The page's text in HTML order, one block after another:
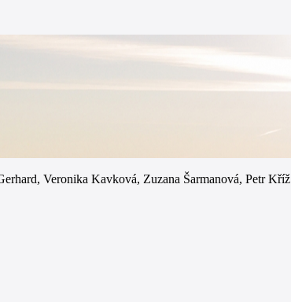
Veronika Kavková, Zuzana Šarmanová, Petr Kříž